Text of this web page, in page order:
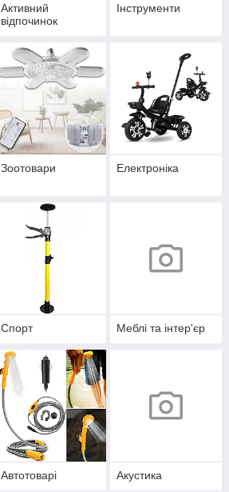
Активний
відпочинок
Інструменти
Зоотовари Електроніка
Спорт Меблі та інтер'єр
Автотоварі Акустика